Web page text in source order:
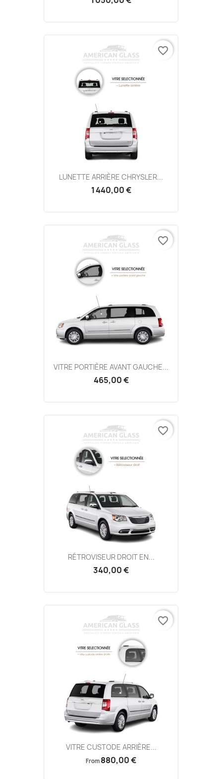
LUNETTE ARRIÈRE CHRYSLER...
1 440,00 €
favorite_border
VITRE PORTIÈRE AVANT GAUCHE...
465,00 €
favorite_border
RÉTROVISEUR DROIT EN...
340,00 €
favorite_border
VITRE CUSTODE ARRIÈRE...
From 880,00 €
favorite_border